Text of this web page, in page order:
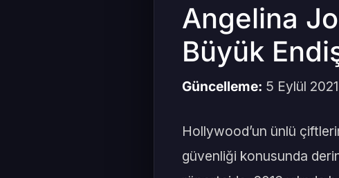
Angelina
Büyük
Güncelleme: 5 Eylül 2021
Hollywood’un ünlü
güvenliği konusunda